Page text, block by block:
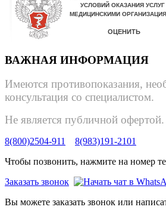
ВАЖНАЯ ИНФОРМАЦИЯ
Имеются противопоказания,
консультация со специалистом.
Не является публичной офертой.
8(800)2504-911
8(983)191-2101
Чтобы позвонить, нажмите на номер
Заказать звонок
Вы можете заказать звонок или